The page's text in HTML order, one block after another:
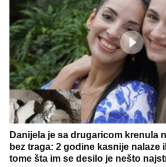
Danijela je sa drugaricom krenula
bez traga: 2 godine kasnije nalaze
tome šta im se desilo je nešto